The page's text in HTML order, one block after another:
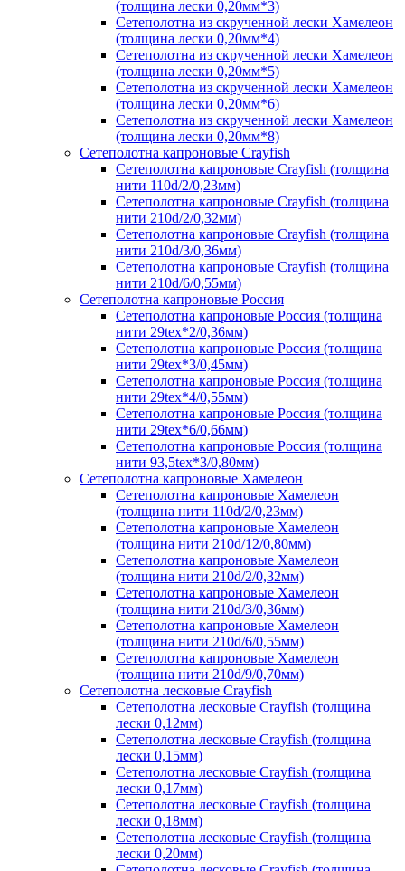
(толщина лески 0,20мм*3)
Сетеполотна из скрученной лески Хамелеон
(толщина лески 0,20мм*4)
Сетеполотна из скрученной лески Хамелеон
(толщина лески 0,20мм*5)
Сетеполотна из скрученной лески Хамелеон
(толщина лески 0,20мм*6)
Сетеполотна из скрученной лески Хамелеон
(толщина лески 0,20мм*8)
Сетеполотна капроновые Crayfish
Сетеполотна капроновые Crayfish (толщина
нити 110d/2/0,23мм)
Сетеполотна капроновые Crayfish (толщина
нити 210d/2/0,32мм)
Сетеполотна капроновые Crayfish (толщина
нити 210d/3/0,36мм)
Сетеполотна капроновые Crayfish (толщина
нити 210d/6/0,55мм)
Сетеполотна капроновые Россия
Сетеполотна капроновые Россия (толщина
нити 29tex*2/0,36мм)
Сетеполотна капроновые Россия (толщина
нити 29tex*3/0,45мм)
Сетеполотна капроновые Россия (толщина
нити 29tex*4/0,55мм)
Сетеполотна капроновые Россия (толщина
нити 29tex*6/0,66мм)
Сетеполотна капроновые Россия (толщина
нити 93,5tex*3/0,80мм)
Сетеполотна капроновые Хамелеон
Сетеполотна капроновые Хамелеон
(толщина нити 110d/2/0,23мм)
Сетеполотна капроновые Хамелеон
(толщина нити 210d/12/0,80мм)
Сетеполотна капроновые Хамелеон
(толщина нити 210d/2/0,32мм)
Сетеполотна капроновые Хамелеон
(толщина нити 210d/3/0,36мм)
Сетеполотна капроновые Хамелеон
(толщина нити 210d/6/0,55мм)
Сетеполотна капроновые Хамелеон
(толщина нити 210d/9/0,70мм)
Сетеполотна лесковые Crayfish
Сетеполотна лесковые Crayfish (толщина
лески 0,12мм)
Сетеполотна лесковые Crayfish (толщина
лески 0,15мм)
Сетеполотна лесковые Crayfish (толщина
лески 0,17мм)
Сетеполотна лесковые Crayfish (толщина
лески 0,18мм)
Сетеполотна лесковые Crayfish (толщина
лески 0,20мм)